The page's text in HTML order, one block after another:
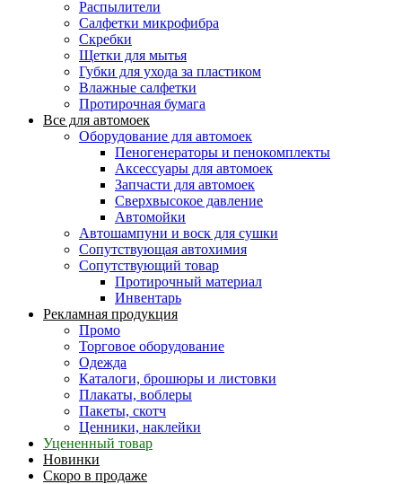
Распылители
Салфетки микрофибра
Скребки
Щетки для мытья
Губки для ухода за пластиком
Влажные салфетки
Протирочная бумага
Все для автомоек
Оборудование для автомоек
Пеногенераторы и пенокомплекты
Аксессуары для автомоек
Запчасти для автомоек
Сверхвысокое давление
Автомойки
Автошампуни и воск для сушки
Сопутствующая автохимия
Сопутствующий товар
Протирочный материал
Инвентарь
Рекламная продукция
Промо
Торговое оборудование
Одежда
Каталоги, брошюры и листовки
Плакаты, воблеры
Пакеты, скотч
Ценники, наклейки
Уцененный товар
Новинки
Скоро в продаже